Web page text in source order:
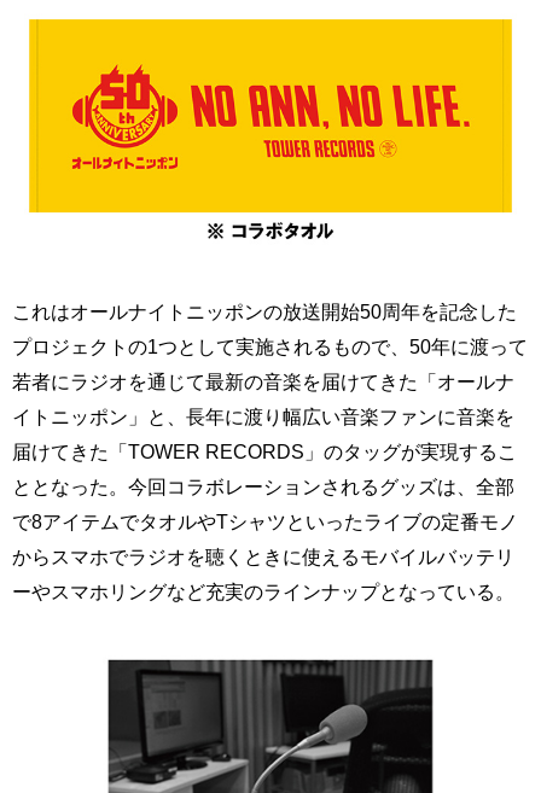
これはオールナイトニッポンの放送開始50周年を記念した
プロジェクトの1つとして実施されるもので、50年に渡って
若者にラジオを通じて最新の音楽を届けてきた「オールナ
イトニッポン」と、長年に渡り幅広い音楽ファンに音楽を
届けてきた「TOWER RECORDS」のタッグが実現するこ
ととなった。今回コラボレーションされるグッズは、全部
で8アイテムでタオルやTシャツといったライブの定番モノ
からスマホでラジオを聴くときに使えるモバイルバッテリ
ーやスマホリングなど充実のラインナップとなっている。